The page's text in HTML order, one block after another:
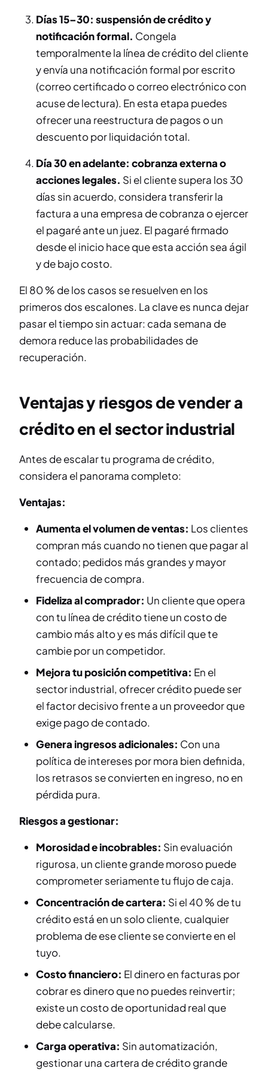
Días 15–30: suspensión de crédito y
notificación formal. Congela
temporalmente la línea de crédito del cliente
y envía una notificación formal por escrito
(correo certificado o correo electrónico con
acuse de lectura). En esta etapa puedes
ofrecer una reestructura de pagos o un
descuento por liquidación total.
Día 30 en adelante: cobranza externa o
acciones legales. Si el cliente supera los 30
días sin acuerdo, considera transferir la
factura a una empresa de cobranza o ejercer
el pagaré ante un juez. El pagaré firmado
desde el inicio hace que esta acción sea ágil
y de bajo costo.
El 80 % de los casos se resuelven en los
primeros dos escalones. La clave es nunca dejar
pasar el tiempo sin actuar: cada semana de
demora reduce las probabilidades de
recuperación.
Ventajas y riesgos de vender a
crédito en el sector industrial
Antes de escalar tu programa de crédito,
considera el panorama completo:
Ventajas:
Aumenta el volumen de ventas: Los clientes
compran más cuando no tienen que pagar al
contado; pedidos más grandes y mayor
frecuencia de compra.
Fideliza al comprador: Un cliente que opera
con tu línea de crédito tiene un costo de
cambio más alto y es más difícil que te
cambie por un competidor.
Mejora tu posición competitiva: En el
sector industrial, ofrecer crédito puede ser
el factor decisivo frente a un proveedor que
exige pago de contado.
Genera ingresos adicionales: Con una
política de intereses por mora bien definida,
los retrasos se convierten en ingreso, no en
pérdida pura.
Riesgos a gestionar:
Morosidad e incobrables: Sin evaluación
rigurosa, un cliente grande moroso puede
comprometer seriamente tu flujo de caja.
Concentración de cartera: Si el 40 % de tu
crédito está en un solo cliente, cualquier
problema de ese cliente se convierte en el
tuyo.
Costo financiero: El dinero en facturas por
cobrar es dinero que no puedes reinvertir;
existe un costo de oportunidad real que
debe calcularse.
Carga operativa: Sin automatización,
gestionar una cartera de crédito grande